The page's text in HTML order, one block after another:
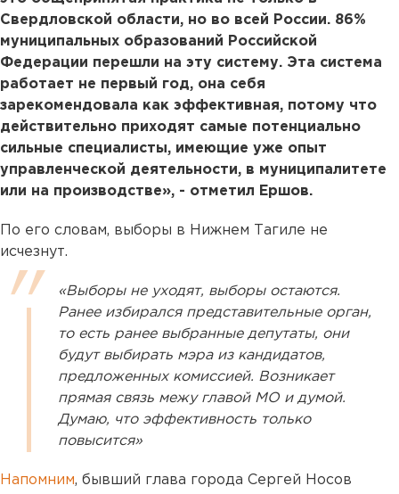
Свердловской области, но во всей России. 86%
муниципальных образований Российской
Федерации перешли на эту систему. Эта система
работает не первый год, она себя
зарекомендовала как эффективная, потому что
действительно приходят самые потенциально
сильные специалисты, имеющие уже опыт
управленческой деятельности, в муниципалитете
или на производстве», - отметил Ершов.
По его словам, выборы в Нижнем Тагиле не
исчезнут.
«Выборы не уходят, выборы остаются.
Ранее избирался представительные орган,
то есть ранее выбранные депутаты, они
будут выбирать мэра из кандидатов,
предложенных комиссией. Возникает
прямая связь межу главой МО и думой.
Думаю, что эффективность только
повысится»
Напомним, бывший глава города Сергей Носов